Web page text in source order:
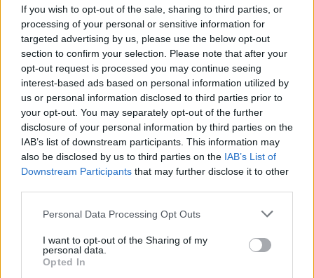
If you wish to opt-out of the sale, sharing to third parties, or
processing of your personal or sensitive information for
targeted advertising by us, please use the below opt-out
section to confirm your selection. Please note that after your
opt-out request is processed you may continue seeing
interest-based ads based on personal information utilized by
us or personal information disclosed to third parties prior to
your opt-out. You may separately opt-out of the further
disclosure of your personal information by third parties on the
IAB’s list of downstream participants. This information may
also be disclosed by us to third parties on the IAB’s List of
Downstream Participants that may further disclose it to other
Personal Data Processing Opt Outs
I want to opt-out of the Sharing of my
personal data.
Opted In
online oktatás
iskolabezárás
iskolahét